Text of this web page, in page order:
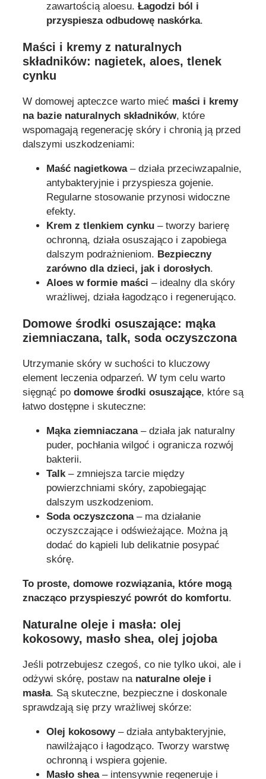
zawartością aloesu. Łagodzi ból i
przyspiesza odbudowę naskórka.
Maści i kremy z naturalnych
składników: nagietek, aloes, tlenek
cynku
W domowej apteczce warto mieć maści i kremy
na bazie naturalnych składników, które
wspomagają regenerację skóry i chronią ją przed
dalszymi uszkodzeniami:
Maść nagietkowa– działa przeciwzapalnie,
antybakteryjnie i przyspiesza gojenie.
Regularne stosowanie przynosi widoczne
efekty.
Krem z tlenkiem cynku – tworzy barierę
ochronną, działa osuszająco i zapobiega
dalszym podrażnieniom. Bezpieczny
zarówno dla dzieci, jak i dorosłych.
Aloes w formie maści – idealny dla skóry
wrażliwej, działa łagodząco i regenerująco.
Domowe środki osuszające: mąka
ziemniaczana, talk, soda oczyszczona
Utrzymanie skóry w suchości to kluczowy
element leczenia odparzeń. W tym celu warto
sięgnąć po domowe środki osuszające, które są
łatwo dostępne i skuteczne:
Mąka ziemniaczana– działa jak naturalny
puder, pochłania wilgoć i ogranicza rozwój
bakterii.
Talk– zmniejsza tarcie między
powierzchniami skóry, zapobiegając
dalszym uszkodzeniom.
Soda oczyszczona– ma działanie
oczyszczające i odświeżające. Można ją
dodać do kąpieli lub delikatnie posypać
skórę.
To proste, domowe rozwiązania, które mogą
znacząco przyspieszyć powrót do komfortu.
Naturalne oleje i masła: olej
kokosowy, masło shea, olej jojoba
Jeśli potrzebujesz czegoś, co nie tylko ukoi, ale i
odżywi skórę, postaw na naturalne oleje i
masła. Są skuteczne, bezpieczne i doskonale
sprawdzają się przy wrażliwej skórze:
Olej kokosowy– działa antybakteryjnie,
nawilżająco i łagodząco. Tworzy warstwę
ochronną i wspiera gojenie.
Masło shea– intensywnie regeneruje i